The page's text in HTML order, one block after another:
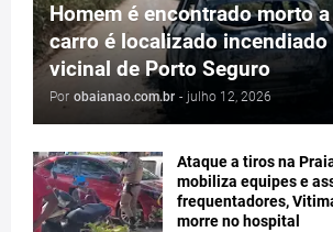
Homem é encontrado morto
carro é localizado incendiado
vicinal de Porto Seguro
Por obaianao.com.br - julho 12, 2026
Ataque a tiros na
mobiliza equipes e
frequentadores,
morre no hospital